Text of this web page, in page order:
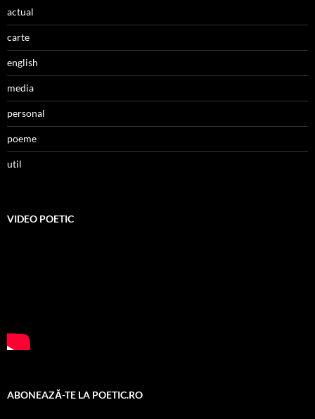
actual
carte
english
media
personal
poeme
util
VIDEO POETIC
ABONEAZĂ-TE LA POETIC.RO